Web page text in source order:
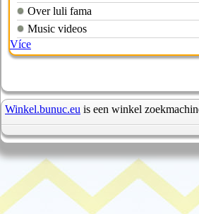
Over luli fama
Music videos
Více
Winkel.bunuc.eu is een winkel